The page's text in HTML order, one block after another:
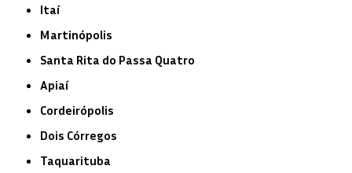
Itaí
Martinópolis
Santa Rita do Passa Quatro
Apiaí
Cordeirópolis
Dois Córregos
Taquarituba